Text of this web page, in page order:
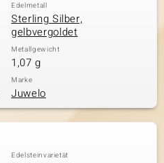
Edelmetall
Sterling Silber,
gelbvergoldet
Metallgewicht
1,07 g
Marke
Juwelo
Edelsteinvarietät